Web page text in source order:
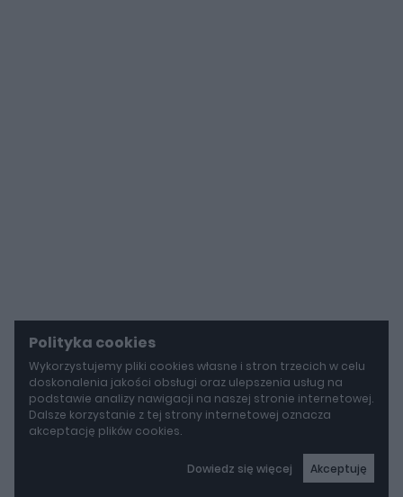
Polityka cookies
Wykorzystujemy pliki cookies własne i stron trzecich w celu
doskonalenia jakości obsługi oraz ulepszenia usług na
podstawie analizy nawigacji na naszej stronie internetowej.
Dalsze korzystanie z tej strony internetowej oznacza
akceptację plików cookies.
Dowiedz się więcej Akceptuję